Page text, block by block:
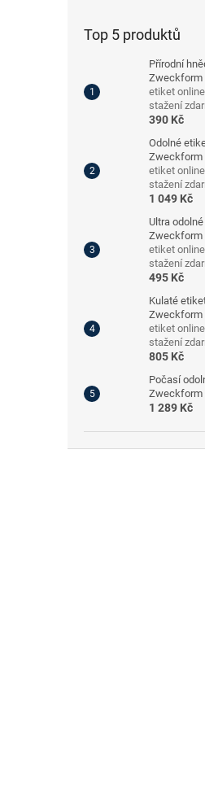
Top 5 produktů
Přírodní
Zweckform
etiket
stažení
390 Kč
Odolné
Zweckform
etiket
stažení
1 049 Kč
Ultra
Zweckform
etiket
stažení
495 Kč
Kulaté
Zweckform
etiket
stažení
805 Kč
Počasí
Zweckform
1 289 Kč